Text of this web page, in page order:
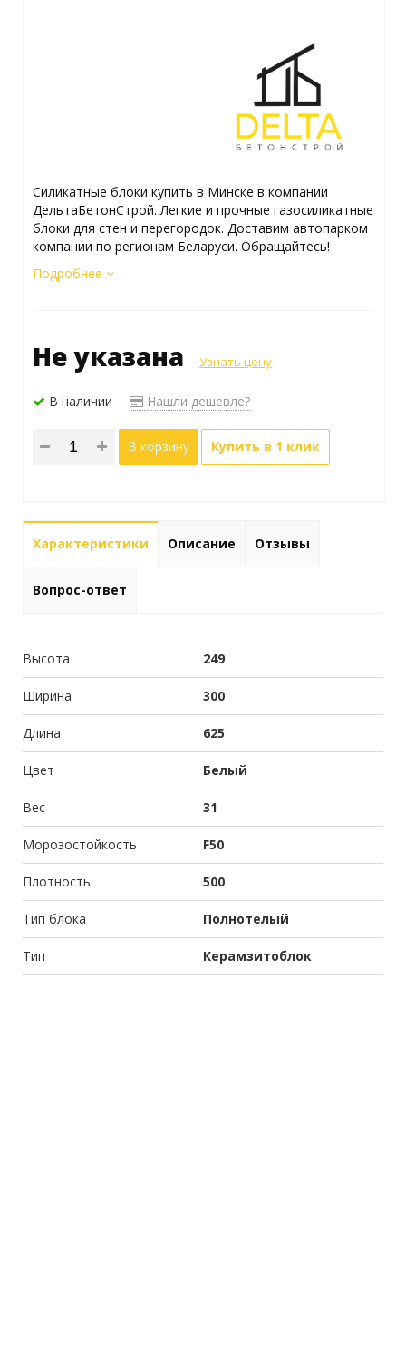
Силикатные блоки купить в Минске в компании
ДельтаБетонСтрой. Легкие и прочные газосиликатные
блоки для стен и перегородок. Доставим автопарком
компании по регионам Беларуси. Обращайтесь!
Подробнее
Не указана Узнать цену
В наличии Нашли дешевле?
В корзину Купить в 1 клик
Характеристики Описание Отзывы
Вопрос-ответ
Высота 249
Ширина 300
Длина 625
Цвет Белый
Вес 31
Морозостойкость F50
Плотность 500
Тип блока Полнотелый
Тип Керамзитоблок